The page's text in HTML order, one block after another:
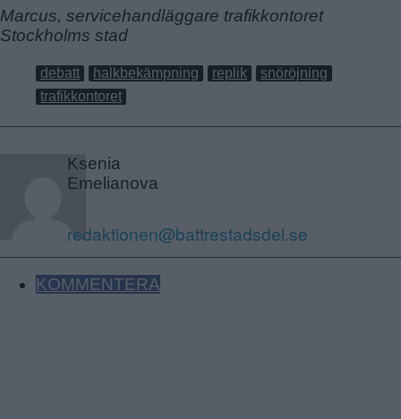
Marcus, servicehandläggare trafikkontoret
Stockholms stad
debatt halkbekämpning replik
snöröjning
trafikkontoret
Ksenia
Emelianova
redaktionen@battrestadsdel.se
KOMMENTERA